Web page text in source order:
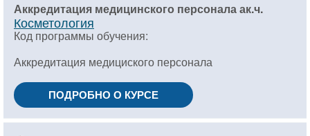
Аккредитация медицинского персонала ак.ч.
Косметология
Код программы обучения:
Аккредитация медициского персонала
ПОДРОБНО О КУРСЕ